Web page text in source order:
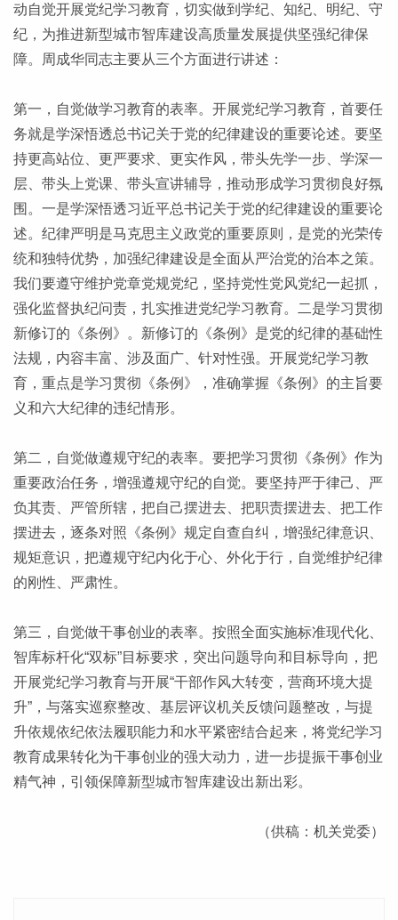
动自觉开展党纪学习教育，切实做到学纪、知纪、明纪、守
纪，为推进新型城市智库建设高质量发展提供坚强纪律保
障。周成华同志主要从三个方面进行讲述：
第一，自觉做学习教育的表率。开展党纪学习教育，首要任
务就是学深悟透总书记关于党的纪律建设的重要论述。要坚
持更高站位、更严要求、更实作风，带头先学一步、学深一
层、带头上党课、带头宣讲辅导，推动形成学习贯彻良好氛
围。一是学深悟透习近平总书记关于党的纪律建设的重要论
述。纪律严明是马克思主义政党的重要原则，是党的光荣传
统和独特优势，加强纪律建设是全面从严治党的治本之策。
我们要遵守维护党章党规党纪，坚持党性党风党纪一起抓，
强化监督执纪问责，扎实推进党纪学习教育。二是学习贯彻
新修订的《条例》。新修订的《条例》是党的纪律的基础性
法规，内容丰富、涉及面广、针对性强。开展党纪学习教
育，重点是学习贯彻《条例》，准确掌握《条例》的主旨要
义和六大纪律的违纪情形。
第二，自觉做遵规守纪的表率。要把学习贯彻《条例》作为
重要政治任务，增强遵规守纪的自觉。要坚持严于律己、严
负其责、严管所辖，把自己摆进去、把职责摆进去、把工作
摆进去，逐条对照《条例》规定自查自纠，增强纪律意识、
规矩意识，把遵规守纪内化于心、外化于行，自觉维护纪律
的刚性、严肃性。
第三，自觉做干事创业的表率。按照全面实施标准现代化、
智库标杆化“双标”目标要求，突出问题导向和目标导向，把
开展党纪学习教育与开展“干部作风大转变，营商环境大提
升”，与落实巡察整改、基层评议机关反馈问题整改，与提
升依规依纪依法履职能力和水平紧密结合起来，将党纪学习
教育成果转化为干事创业的强大动力，进一步提振干事创业
精气神，引领保障新型城市智库建设出新出彩。
（供稿：机关党委）